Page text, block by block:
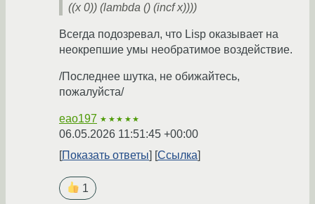
((x 0)) (lambda () (incf x))))
Всегда подозревал, что Lisp оказывает на
неокрепшие умы необратимое воздействие.
/Последнее шутка, не обижайтесь,
пожалуйста/
eao197 ★★★★★
06.05.2026 11:51:45 +00:00
Показать ответы
Ссылка
1